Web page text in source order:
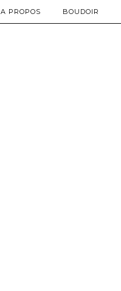
A PROPOS BOUDOIR